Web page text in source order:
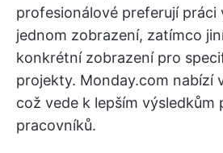
profesionálové preferují práci
jednom zobrazení, zatímco
konkrétní zobrazení pro
projekty. Monday.com nabízí
což vede k lepším výsledkům
pracovníků.